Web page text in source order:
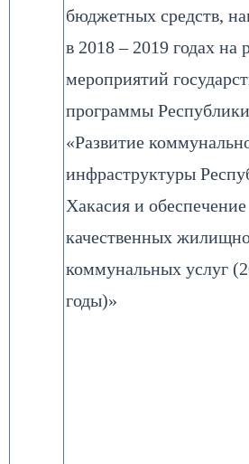
бюджетных средств,
в 2018 – 2019 годах на
мероприятий
программы
«Развитие
инфраструктуры
Хакасия и обеспечение
качественных
коммунальных услуг
годы)»